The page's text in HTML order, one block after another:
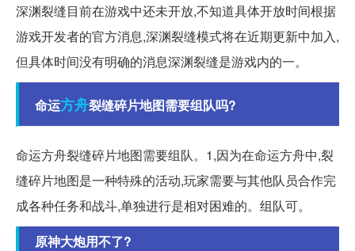
深渊裂缝目前在游戏中还未开放,不知道具体开放时间根据
游戏开发者的官方消息,深渊裂缝模式将在近期更新中加入,
但具体时间没有明确的消息深渊裂缝是游戏内的一。
命运方舟裂缝碎片地图需要组队吗?
命运方舟裂缝碎片地图需要组队。1,因为在命运方舟中,裂
缝碎片地图是一种特殊的活动,玩家需要与其他队员合作完
成各种任务和战斗,单独进行是相对困难的。组队可。
原神大炮用不了?